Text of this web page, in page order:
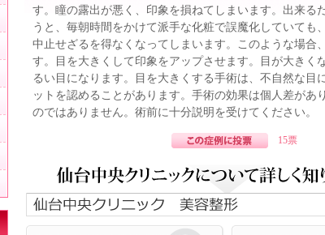
小顔になりたい
鼻ヒアルロン酸注射
男性の隆鼻ヒアルロン酸
顎ヒアルロン酸注入
ホホの窪みヒアルロン酸注入
歯茎が見える
鼻、あご、唇
す。瞳の露出が悪く、印象を損ねてしまいます。出来る
うと、毎朝時間をかけて派手な化粧で誤魔化していても
中止せざるを得なくなってしまいます。このような場合
す。目を大きくして印象をアップさせます。目が大きく
るい目になります。目を大きくする手術は、不自然な目
ットを認めることがあります。手術の効果は個人差があ
のではありません。術前に十分説明を受けてください。
15票